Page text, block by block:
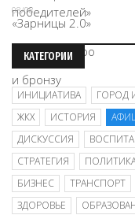
08/08
КАТЕГОРИИ
ИНИЦИАТИВА ГОРОД
ЖКХ
ИСТОРИЯ
ДИСКУССИЯ
СТРАТЕГИЯ
БИЗНЕС
ТРАНСПОРТ
ЗДОРОВЬЕ